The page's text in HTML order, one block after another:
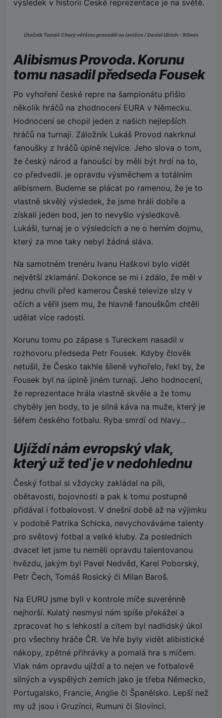
výsledek v historii České reprezentace je na světě.
Útočník Tomáš Chorý většinu proseděl na lavičce / Daniel Ulrich - 90min
Alibismus Provoda. Korunu
tomu nasadil předseda Fousek
Po vyhoření české repre na šampionátu přišlo
několik hráčů na zhodnocení EURA v Německu.
Hodnocení se chopil jeden z našich nejlepších
hráčů na turnaji. Záložník Lukáš Provod nakrknul
fanoušky z hráčů úplně nejvíce. Jeho slova o tom,
že český národ a fanoušci by měli být hrdí na to,
co předvedli. je opravdu výsměchem a totálním
alibismem. Budeme se plácat po ramenou, že je to
vlastně skvělý výsledek, že jsme hráli dobře a
získali jeden bod, jen to nevyšlo výsledkově.
Lukáši, turnaj je o výsledcích a ne o herním dojmu,
který za mne taky nebyl žádná sláva.
Na samotném trenéru Ivanu Haškovi bylo vidět
největší zklamání. Dokonce se mi i zdálo, že měl v
jednu chvíli před kamerou České televize slzy v
očích a věřil jsem mu, že hlavně fanouškům chtěli
udělat více radosti.
Korunu tomu po zápase s Tureckem nasadil v
rozhovoru předseda Petr Fousek. Kdyby člověk
netušil, že Česko takhle šíleně vyhořelo, řekl by, že
Fousek byl na úplně jiném turnaji. Jeho hodnocení,
že reprezentace hrála vlastně skvěle a že tomu
chyběly jen body, to je silná káva na muže, který je
šéfem českého fotbalu. Ryba smrdí od hlavy...
Ujíždí nám evropský vlak,
který už teď je v nedohlednu
Český fotbal si vždycky zakládal na píli,
obětavosti, bojovnosti a pak k tomu postupně
přidával i fotbalovost. V dnešní době až na výjimku
v podobě Patrika Schicka, nevychováváme talenty
pro světový fotbal a velké kluby. Za posledních
dvacet let jsme tu neměli opravdu talentovanou
hvězdu, jakým byl Pavel Nedvěd, Karel Poborský,
Petr Čech, Tomáš Rosický či Milan Baroš.
Na EURU jsme byli v kontrole míče suverénně
nejhorší. Kulatý nesmysl nám spíše překážel a
zpracovat ho s lehkostí a citem byl nadlidský úkol
pro všechny hráče ČR. Ve hře byly vidět alibistické
nákopy, zpětné přihrávky a pomalá hra s míčem.
Vlak nám opravdu ujíždí a to nejen ve fotbalově
silných a vyspělých zemích jako je třeba Německo,
Portugalsko, Francie, Anglie či Španělsko. Lepší než
my už jsou i Gruzínci, Rumuni či Slovinci.